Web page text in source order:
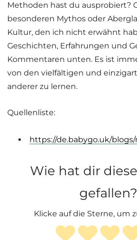
Methoden hast du ausprobiert?
besonderen Mythos oder
Kultur, den ich nicht erwähnt
Geschichten, Erfahrungen und
Kommentaren unten. Es ist
von den vielfältigen und
anderer zu lernen.
Quellenliste:
https://de.babygo.uk/
Wie hat dir
gefallen?
Klicke auf die Sterne, um